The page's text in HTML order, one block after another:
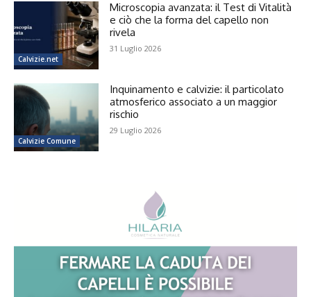
Calvizie.net
Microscopia avanzata: il Test di Vitalità
e ciò che la forma del capello non
rivela
31 Luglio 2026
Calvizie Comune
Inquinamento e calvizie: il particolato
atmosferico associato a un maggior
rischio
29 Luglio 2026